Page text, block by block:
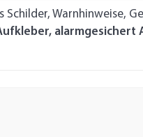
Schilder, Warnhinweise,
alarmgesichert